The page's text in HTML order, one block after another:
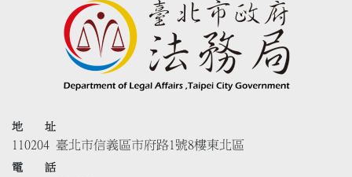
地 址
110204 臺北市信義區市府路1號8樓東北區
電 話